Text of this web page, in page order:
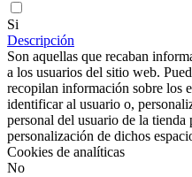
Si
Descripción
Son aquellas que recaban
a los usuarios del sitio web.
recopilan información sobre los
identificar al usuario o,
personal del usuario de la tienda
personalización de dichos
Cookies de analíticas
No